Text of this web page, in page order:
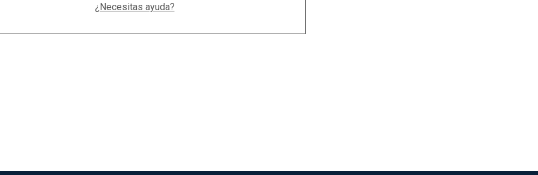
¿Necesitas ayuda?